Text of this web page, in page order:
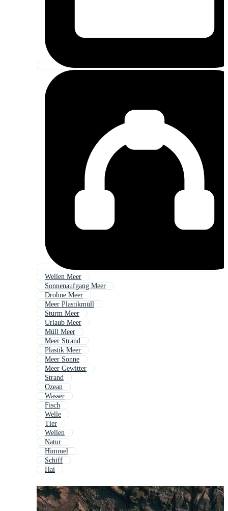
Wellen Meer
Sonnenaufgang Meer
Drohne Meer
Meer Plastikmüll
Sturm Meer
Urlaub Meer
Müll Meer
Meer Strand
Plastik Meer
Meer Sonne
Meer Gewitter
Strand
Ozean
Wasser
Fisch
Welle
Tier
Wellen
Natur
Himmel
Schiff
Hai